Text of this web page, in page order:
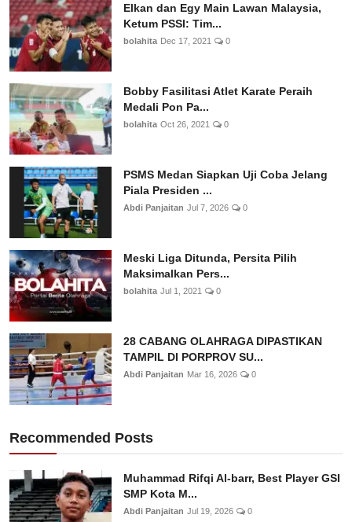
Elkan dan Egy Main Lawan Malaysia,
Ketum PSSI: Tim...
bolahita Dec 17, 2021 0
Bobby Fasilitasi Atlet Karate Peraih
Medali Pon Pa...
bolahita Oct 26, 2021 0
PSMS Medan Siapkan Uji Coba Jelang
Piala Presiden ...
Abdi Panjaitan Jul 7, 2026 0
Meski Liga Ditunda, Persita Pilih
Maksimalkan Pers...
bolahita Jul 1, 2021 0
28 CABANG OLAHRAGA DIPASTIKAN
TAMPIL DI PORPROV SU...
Abdi Panjaitan Mar 16, 2026 0
Recommended Posts
Muhammad Rifqi Al-barr, Best Player GSI
SMP Kota M...
Abdi Panjaitan Jul 19, 2026 0